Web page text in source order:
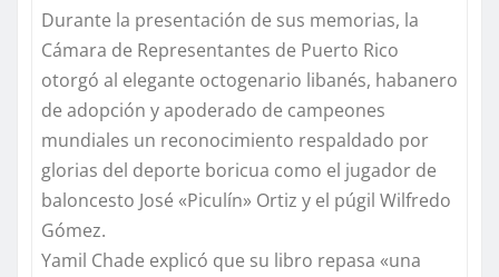
Durante la presentación de sus memorias, la
Cámara de Representantes de Puerto Rico
otorgó al elegante octogenario libanés, habanero
de adopción y apoderado de campeones
mundiales un reconocimiento respaldado por
glorias del deporte boricua como el jugador de
baloncesto José «Piculín» Ortiz y el púgil Wilfredo
Gómez.
Yamil Chade explicó que su libro repasa «una